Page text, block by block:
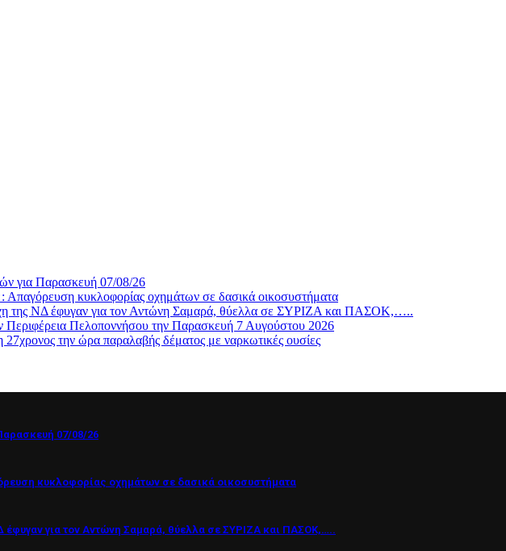
για Παρασκευή 07/08/26
Απαγόρευση κυκλοφορίας οχημάτων σε δασικά οικοσυστήματα
της ΝΔ έφυγαν για τον Αντώνη Σαμαρά, θύελλα σε ΣΥΡΙΖΑ και ΠΑΣΟΚ,…..
Περιφέρεια Πελοποννήσου την Παρασκευή 7 Αυγούστου 2026
την ώρα παραλαβής δέματος με ναρκωτικές ουσίες
07/08/26
κυκλοφορίας οχημάτων σε δασικά οικοσυστήματα
έφυγαν για τον Αντώνη Σαμαρά, θύελλα σε ΣΥΡΙΖΑ και ΠΑΣΟΚ,…..